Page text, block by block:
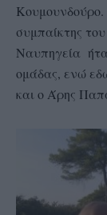
Κουμουνδούρο.
συμπαίκτης
Ναυπηγεία
ομάδας, ενώ
και ο Άρης